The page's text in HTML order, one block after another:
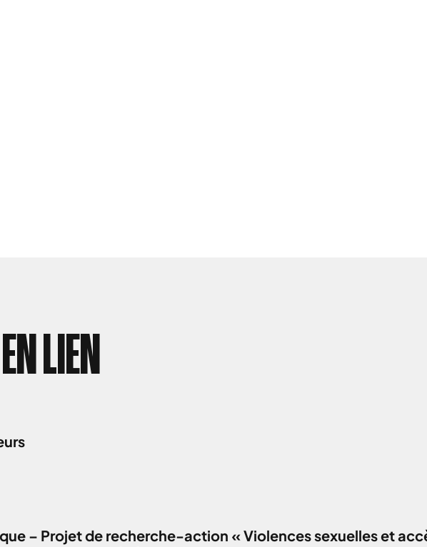
LIEN
– Projet de recherche-action « Violences sexuelles et